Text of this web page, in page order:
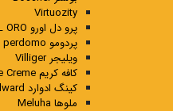
Virtuozity
پرو دل اورو PURO DEL ORO
پردومو perdomo
ویلیجر Villiger
کافه کریم Cafe Creme
کینگ ادوارد King Edward
ملوها Meluha